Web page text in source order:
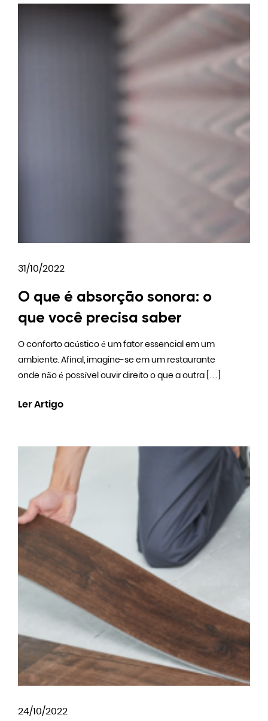
31/10/2022
O que é absorção sonora: o
que você precisa saber
O conforto acústico é um fator essencial em um
ambiente. Afinal, imagine-se em um restaurante
onde não é possível ouvir direito o que a outra […]
Ler Artigo
24/10/2022